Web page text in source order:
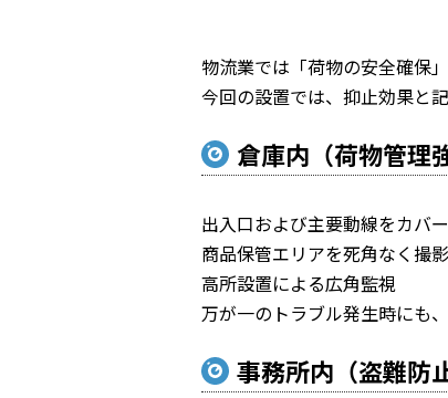
物流業では「荷物の安全確保
今回の設置では、抑止効果と
倉庫内（荷物管理
出入口および主要動線をカバー
商品保管エリアを死角なく撮影
高所設置による広角監視
万が一のトラブル発生時にも
事務所内（盗難防